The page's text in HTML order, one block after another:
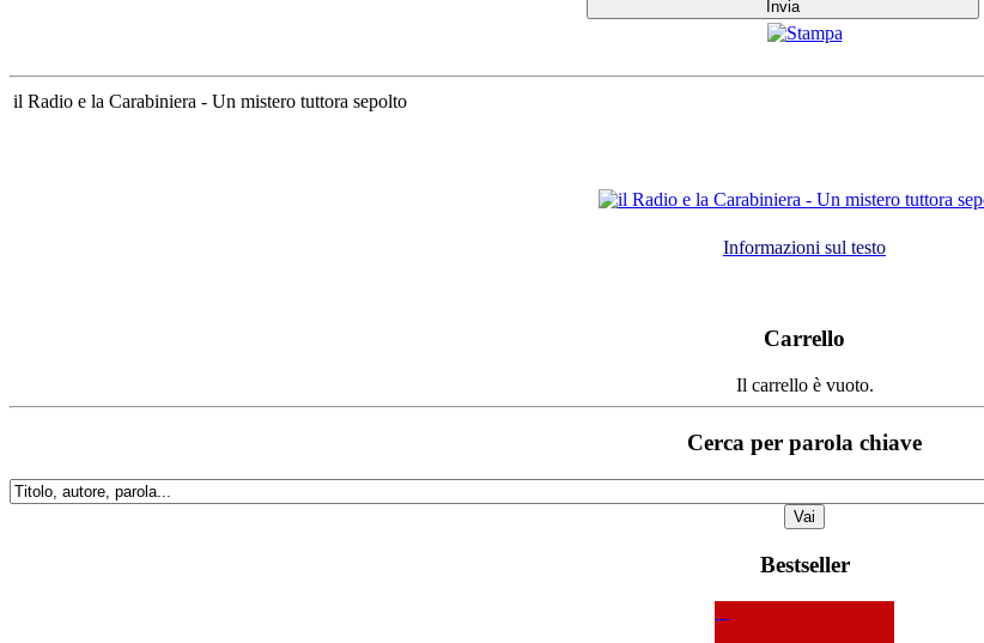
il Radio e la Carabiniera - Un mistero tuttora sepolto
Informazioni sul testo
Carrello
Il carrello è vuoto.
Cerca per parola chiave
Bestseller